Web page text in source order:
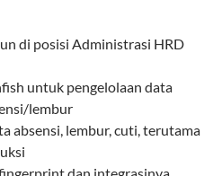
di posisi Administrasi HRD
untuk pengelolaan data
lembur
absensi, lembur, cuti, terutama